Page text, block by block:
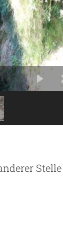
Stelle